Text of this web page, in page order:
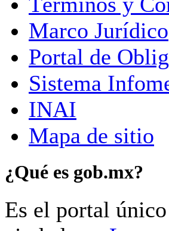
Marco Jurídico
Portal de
Sistema
INAI
Mapa de sitio
¿Qué es gob.mx?
Es el portal